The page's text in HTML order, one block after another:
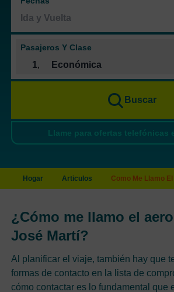
Pasajeros Y Clase
1, Económica
Buscar
Llame para ofertas telefónicas
Hogar Articulos Como Me Llamo
¿Cómo me llamo el
José Martí?
Al planificar el viaje, también hay que
formas de contacto en la lista de
cómo contactar es lo fundamental que